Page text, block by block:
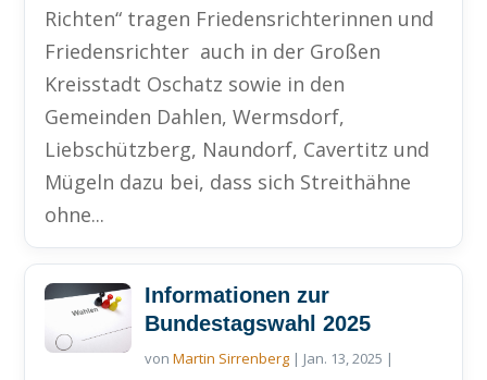
Richten“ tragen Friedensrichterinnen und
Friedensrichter auch in der Großen
Kreisstadt Oschatz sowie in den
Gemeinden Dahlen, Wermsdorf,
Liebschützberg, Naundorf, Cavertitz und
Mügeln dazu bei, dass sich Streithähne
ohne...
Informationen zur
Bundestagswahl 2025
vonMartin Sirrenberg | Jan. 13, 2025 |